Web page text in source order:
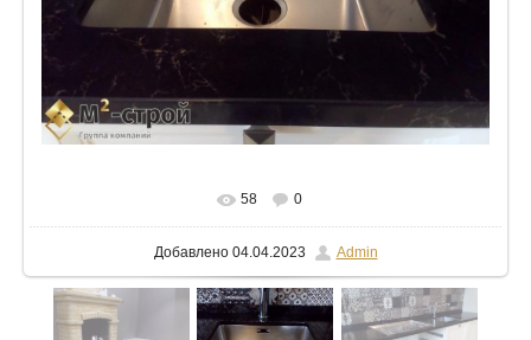
58
0
Добавлено04.04.2023 Admin